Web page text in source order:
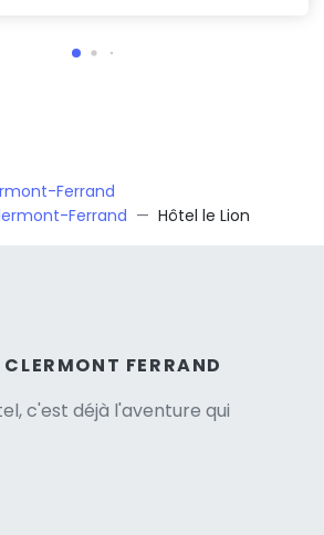
Ferrand
Ferrand
Hôtel le Lion
FERRAND
c'est déjà l'aventure qui